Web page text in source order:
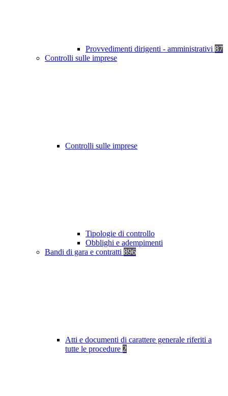
Provvedimenti dirigenti - amministrativi 87
Controlli sulle imprese
Controlli sulle imprese
Tipologie di controllo
Obblighi e adempimenti
Bandi di gara e contratti 896
Atti e documenti di carattere generale riferiti a
tutte le procedure 2